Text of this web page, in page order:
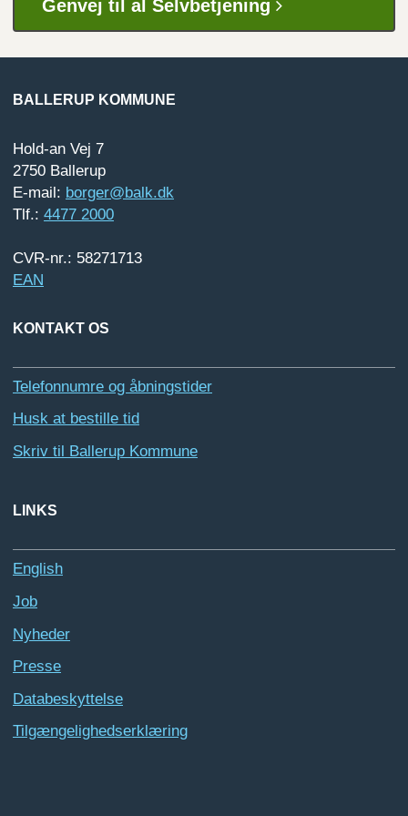
Genvej til al Selvbetjening
BALLERUP KOMMUNE
Hold-an Vej 7
2750 Ballerup
E-mail: borger@balk.dk
Tlf.: 4477 2000
CVR-nr.: 58271713
EAN
KONTAKT OS
Telefonnumre og åbningstider
Husk at bestille tid
Skriv til Ballerup Kommune
LINKS
English
Job
Nyheder
Presse
Databeskyttelse
Tilgængelighedserklæring